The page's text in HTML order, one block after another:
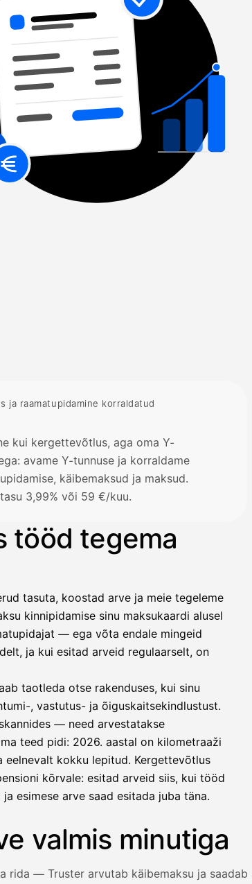
ja raamatupidamine korraldatud
kui kergettevõtlus, aga oma Y-
avame Y-tunnuse ja korraldame
käibemaksud ja maksud.
3,99% või 59 €/kuu.
tööd tegema
tasuta, koostad arve ja meie tegeleme
kinnipidamise sinu maksukaardi alusel
— ega võta endale mingeid
ja kui esitad arveid regulaarselt, on
taotleda otse rakenduses, kui sinu
, vastutus- ja õiguskaitsekindlustust.
— need arvestatakse
teed pidi: 2026. aastal on kilometraaži
kokku lepitud. Kergettevõtlus
kõrvale: esitad arveid siis, kui tööd
esimese arve saad esitada juba täna.
valmis minutiga
rida — Truster arvutab käibemaksu ja saadab